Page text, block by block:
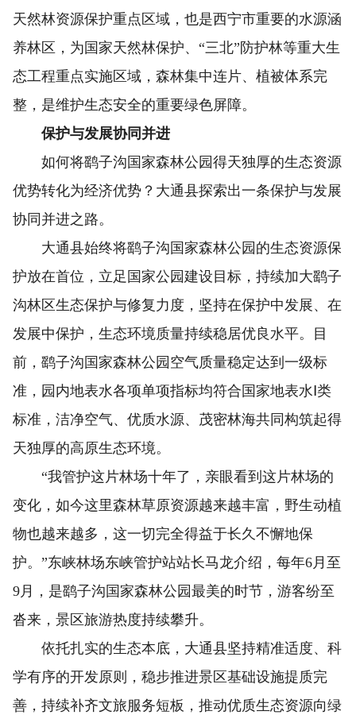
天然林资源保护重点区域，也是西宁市重要的水源涵
养林区，为国家天然林保护、“三北”防护林等重大生
态工程重点实施区域，森林集中连片、植被体系完
整，是维护生态安全的重要绿色屏障。
保护与发展协同并进
如何将鹞子沟国家森林公园得天独厚的生态资源
优势转化为经济优势？大通县探索出一条保护与发展
协同并进之路。
大通县始终将鹞子沟国家森林公园的生态资源保
护放在首位，立足国家公园建设目标，持续加大鹞子
沟林区生态保护与修复力度，坚持在保护中发展、在
发展中保护，生态环境质量持续稳居优良水平。目
前，鹞子沟国家森林公园空气质量稳定达到一级标
准，园内地表水各项单项指标均符合国家地表水Ⅰ类
标准，洁净空气、优质水源、茂密林海共同构筑起得
天独厚的高原生态环境。
“我管护这片林场十年了，亲眼看到这片林场的
变化，如今这里森林草原资源越来越丰富，野生动植
物也越来越多，这一切完全得益于长久不懈地保
护。”东峡林场东峡管护站站长马龙介绍，每年6月至
9月，是鹞子沟国家森林公园最美的时节，游客纷至
沓来，景区旅游热度持续攀升。
依托扎实的生态本底，大通县坚持精准适度、科
学有序的开发原则，稳步推进景区基础设施提质完
善，持续补齐文旅服务短板，推动优质生态资源向绿